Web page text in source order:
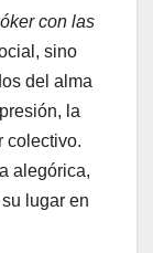
con las
sino
del alma
la
colectivo.
alegórica,
lugar en